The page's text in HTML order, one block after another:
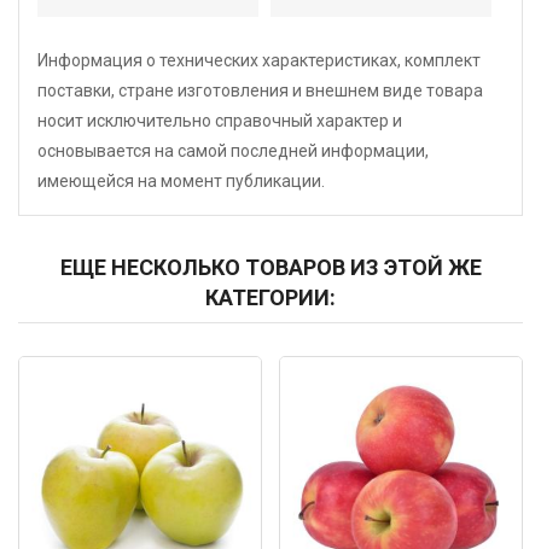
Информация о технических характеристиках, комплект
поставки, стране изготовления и внешнем виде товара
носит исключительно справочный характер и
основывается на самой последней информации,
имеющейся на момент публикации.
ЕЩЕ НЕСКОЛЬКО ТОВАРОВ ИЗ ЭТОЙ ЖЕ
КАТЕГОРИИ: